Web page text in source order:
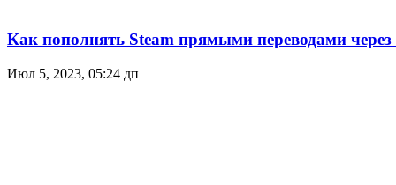
Как пополнять Steam прямыми переводами
Июл 5, 2023, 05:24 дп